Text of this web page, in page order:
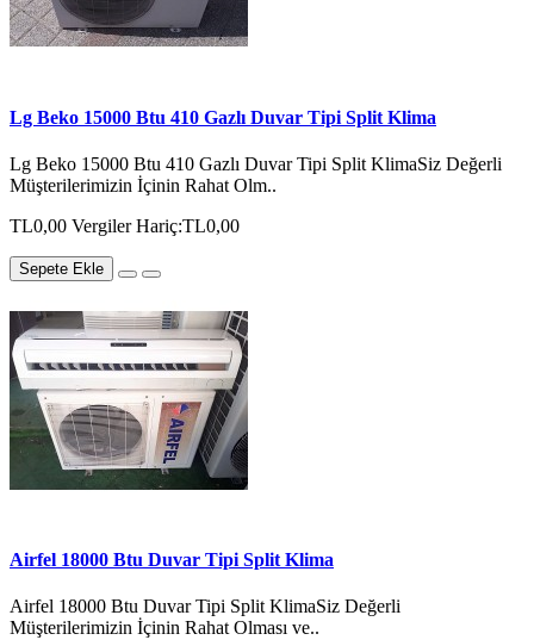
Lg Beko 15000 Btu 410 Gazlı Duvar Tipi Split Klima
Lg Beko 15000 Btu 410 Gazlı Duvar Tipi Split KlimaSiz Değerli
Müşterilerimizin İçinin Rahat Olm..
TL0,00 Vergiler Hariç:TL0,00
Sepete Ekle
Airfel 18000 Btu Duvar Tipi Split Klima
Airfel 18000 Btu Duvar Tipi Split KlimaSiz Değerli
Müşterilerimizin İçinin Rahat Olması ve..